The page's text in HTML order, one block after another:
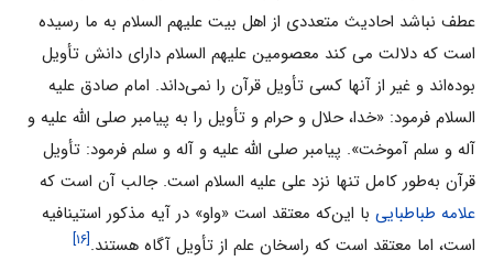
عطف نباشد احادیث متعددى از اهل بیت علیهم السلام به ما رسیده
است که دلالت مى کند معصومین علیهم السلام داراى دانش تأویل
بوده‌اند و غیر از آنها کسى تأویل قرآن را نمى‌داند. امام صادق علیه
السلام فرمود: «خدا، حلال و حرام و تأویل را به پیامبر صلى الله علیه و
آله و سلم آموخت». پیامبر صلى الله علیه و آله و سلم فرمود: تأویل
قرآن به‌طور کامل تنها نزد على علیه السلام است. جالب آن است که
علامه طباطبایى با این‌که معتقد است «واو» در آیه مذکور استینافیه
است، اما معتقد است که راسخان علم از تأویل آگاه هستند.[۱۶]